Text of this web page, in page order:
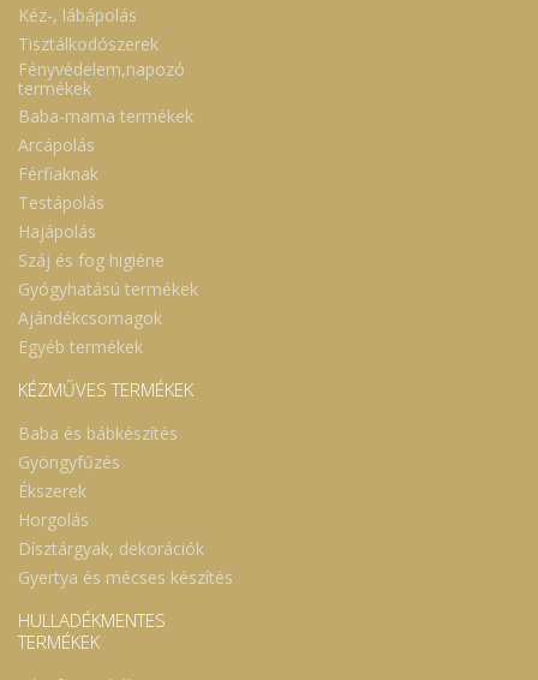
Kéz-, lábápolás
Tisztálkodószerek
Fényvédelem,napozó
termékek
Baba-mama termékek
Arcápolás
Férfiaknak
Testápolás
Hajápolás
Száj és fog higiéne
Gyógyhatású termékek
Ajándékcsomagok
Egyéb termékek
KÉZMŰVES TERMÉKEK
Baba és bábkészítés
Gyöngyfűzés
Ékszerek
Horgolás
Dísztárgyak, dekorációk
Gyertya és mécses készítés
HULLADÉKMENTES
TERMÉKEK